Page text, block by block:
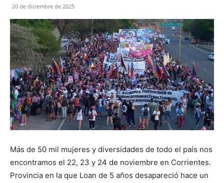
20 de diciembre de 2025
Más de 50 mil mujeres y diversidades de todo el país nos
encontramos el 22, 23 y 24 de noviembre en Corrientes.
Provincia en la que Loan de 5 años desapareció hace un